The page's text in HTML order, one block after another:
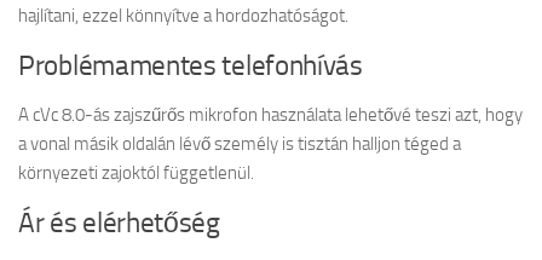
hajlítani, ezzel könnyítve a hordozhatóságot.
Problémamentes telefonhívás
A cVc 8.0-ás zajszűrős mikrofon használata lehetővé teszi azt, hogy
a vonal másik oldalán lévő személy is tisztán halljon téged a
környezeti zajoktól függetlenül.
Ár és elérhetőség